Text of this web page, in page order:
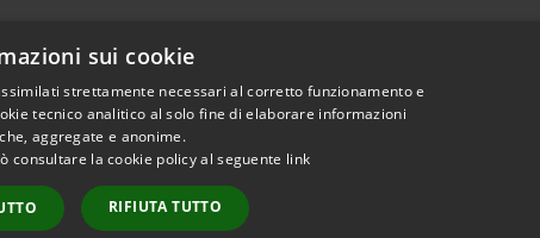
sui cookie
strettamente necessari al corretto funzionamento e
tecnico analitico al solo fine di elaborare informazioni
aggregate e anonime.
consultare la cookie policy al seguente link
RIFIUTA TUTTO